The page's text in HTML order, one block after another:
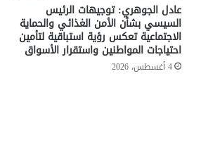
عادل الجوهري: توجيهات الرئيس
السيسي بشأن الأمن الغذائي والحماية
الاجتماعية تعكس رؤية استباقية لتأمين
احتياجات المواطنين واستقرار الأسواق
4 أغسطس، 2026